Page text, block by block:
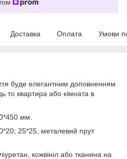
Доставка Оплата Умови
буде елегантним доповненням
то квартира або кімната в
мм.
25*25, металевий прут
кожвініл або тканина на